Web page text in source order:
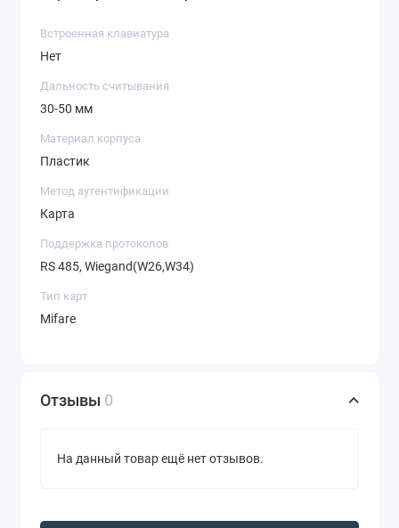
Встроенная клавиатура
Нет
Дальность считывания
30-50 мм
Материал корпуса
Пластик
Метод аутентификации
Карта
Поддержка протоколов
RS 485, Wiegand(W26,W34)
Тип карт
Mifare
Отзывы 0
На данный товар ещё нет отзывов.